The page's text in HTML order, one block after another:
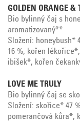
GOLDEN ORANGE &
Bio bylinný čaj s
aromatizovaný**
Složení: honeybush*
16 %, kořen
ibišek*, kořen
LOVE ME TRULY
Bio bylinný čaj se
Složení: skořice* 47
pomerančová kůra*,